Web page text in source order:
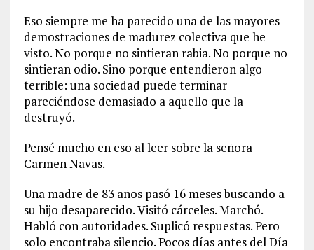
Eso siempre me ha parecido una de las mayores
demostraciones de madurez colectiva que he
visto. No porque no sintieran rabia. No porque no
sintieran odio. Sino porque entendieron algo
terrible: una sociedad puede terminar
pareciéndose demasiado a aquello que la
destruyó.
Pensé mucho en eso al leer sobre la señora
Carmen Navas.
Una madre de 83 años pasó 16 meses buscando a
su hijo desaparecido. Visitó cárceles. Marchó.
Habló con autoridades. Suplicó respuestas. Pero
solo encontraba silencio. Pocos días antes del Día